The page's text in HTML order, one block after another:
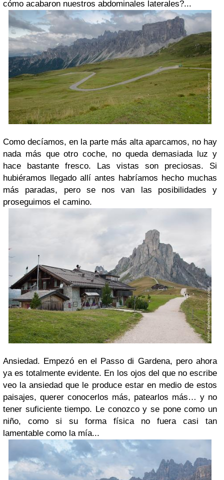
cómo acabaron nuestros abdominales laterales?...
Como decíamos, en la parte más alta aparcamos, no hay
nada más que otro coche, no queda demasiada luz y
hace bastante fresco. Las vistas son preciosas. Si
hubiéramos llegado allí antes habríamos hecho muchas
más paradas, pero se nos van las posibilidades y
proseguimos el camino.
Ansiedad. Empezó en el Passo di Gardena, pero ahora
ya es totalmente evidente. En los ojos del que no escribe
veo la ansiedad que le produce estar en medio de estos
paisajes, querer conocerlos más, patearlos más… y no
tener suficiente tiempo. Le conozco y se pone como un
niño, como si su forma física no fuera casi tan
lamentable como la mía...